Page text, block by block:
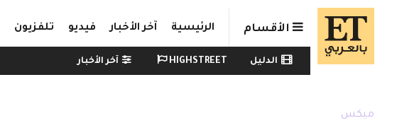
Skip to main content
الأقسام الرئيسية آخر الأخبار فيديو تلفزيون
Watch menu
الدليل HIGHSTREET آخر الأخبار
ميكس